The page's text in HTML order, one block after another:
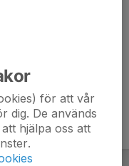
för att vår
dig. De används
hjälpa oss att